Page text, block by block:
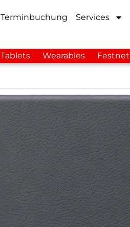
Terminbuchung Services
Tablets Wearables